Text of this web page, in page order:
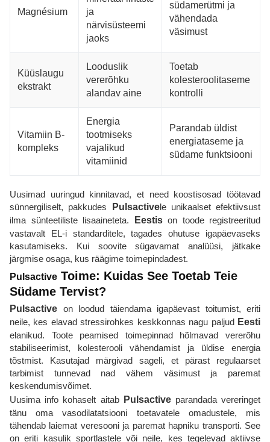
Magnésium
ja
närvisüsteemi
jaoks
südamerütmi ja
vähendada
väsimust
Küüslaugu
ekstrakt
Looduslik
vererõhku
alandav aine
Toetab
kolesteroolitaseme
kontrolli
Vitamiin B-
kompleks
Energia
tootmiseks
vajalikud
vitamiinid
Parandab üldist
energiataseme ja
südame funktsiooni
Uusimad uuringud kinnitavad, et need koostisosad töötavad
sünnergiliselt, pakkudes
Pulsactivele unikaalset efektiivsust
ilma sünteetiliste lisaaineteta.
Eestison toode registreeritud
vastavalt EL-i standarditele, tagades ohutuse igapäevaseks
kasutamiseks. Kui soovite sügavamat analüüsi, jätkake
järgmise osaga, kus räägime toimepindadest.
Pulsactive Toime: Kuidas See Toetab Teie
Südame Tervist?
Pulsactive on loodud täiendama igapäevast toitumist, eriti
neile, kes elavad stressirohkes keskkonnas nagu paljud Eesti
elanikud. Toote peamised toimepinnad hõlmavad vererõhu
stabiliseerimist, kolesterooli vähendamist ja üldise energia
tõstmist. Kasutajad märgivad sageli, et pärast regulaarset
tarbimist tunnevad nad vähem väsimust ja paremat
keskendumisvõimet.
Uusima info kohaselt aitab Pulsactiveparandada vereringet
tänu oma vasodilatatsiooni toetavatele omadustele, mis
tähendab laiemat veresooni ja paremat hapniku transporti. See
on eriti kasulik sportlastele või neile, kes tegelevad aktiivse